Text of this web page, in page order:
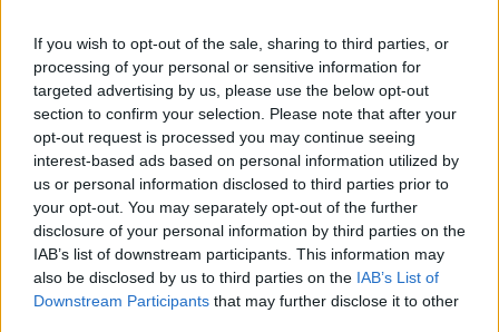
If you wish to opt-out of the sale, sharing to third parties, or
processing of your personal or sensitive information for
targeted advertising by us, please use the below opt-out
section to confirm your selection. Please note that after your
opt-out request is processed you may continue seeing
interest-based ads based on personal information utilized by
us or personal information disclosed to third parties prior to
your opt-out. You may separately opt-out of the further
disclosure of your personal information by third parties on the
IAB’s list of downstream participants. This information may
also be disclosed by us to third parties on the IAB’s List of
Downstream Participants that may further disclose it to other
leichter und lockerer. Dazu frischen grünen Salat servieren.
Rezept teilen